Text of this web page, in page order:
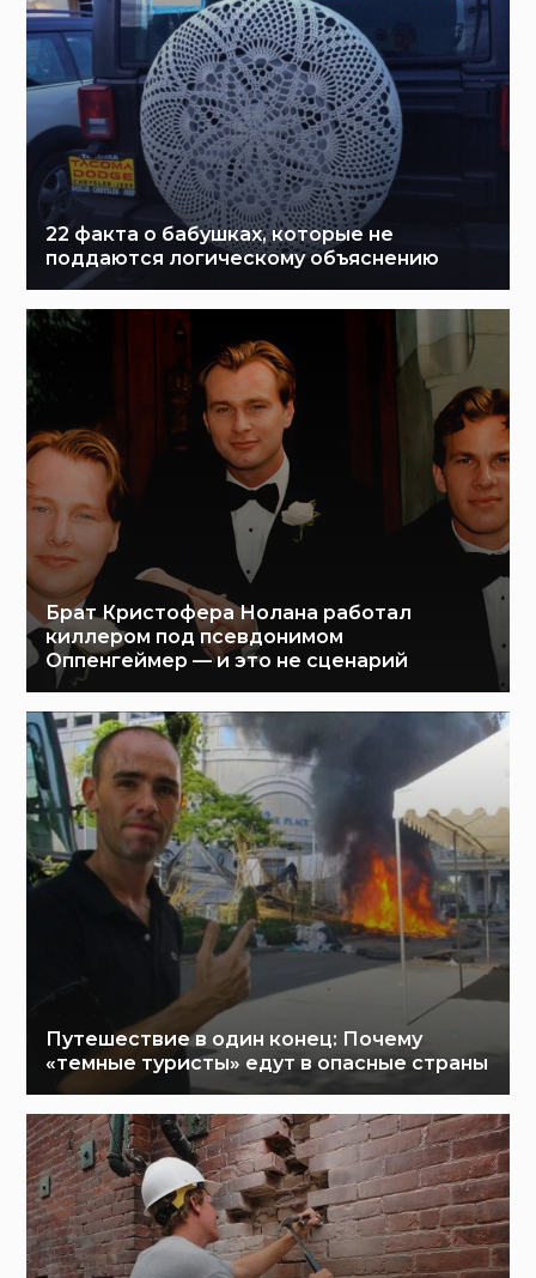
22 факта о бабушках, которые не
поддаются логическому объяснению
Брат Кристофера Нолана работал
киллером под псевдонимом
Оппенгеймер — и это не сценарий
Путешествие в один конец: Почему
«темные туристы» едут в опасные страны